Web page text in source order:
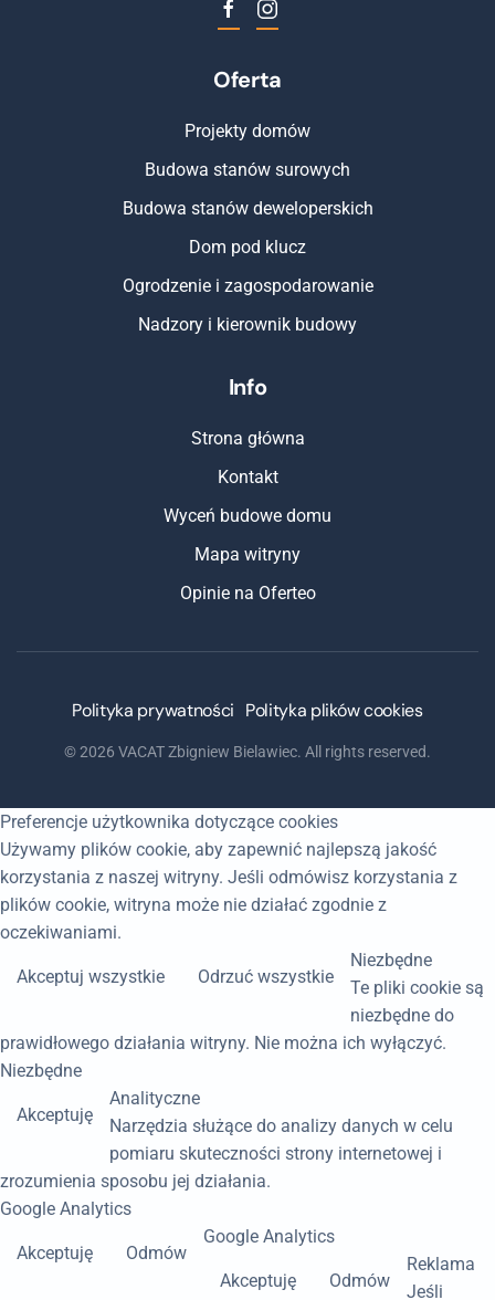
Oferta
Projekty domów
Budowa stanów surowych
Budowa stanów deweloperskich
Dom pod klucz
Ogrodzenie i zagospodarowanie
Nadzory i kierownik budowy
Info
Strona główna
Kontakt
Wyceń budowe domu
Mapa witryny
Opinie na Oferteo
Polityka prywatności Polityka plików cookies
©2026 VACAT Zbigniew Bielawiec. All rights reserved.
Preferencje użytkownika dotyczące cookies
Używamy plików cookie, aby zapewnić najlepszą jakość
korzystania z naszej witryny. Jeśli odmówisz korzystania z
plików cookie, witryna może nie działać zgodnie z
oczekiwaniami.
Akceptuj wszystkie Odrzuć wszystkie
Niezbędne
Te pliki cookie są
niezbędne do
prawidłowego działania witryny. Nie można ich wyłączyć.
Niezbędne
Akceptuję
Analityczne
Narzędzia służące do analizy danych w celu
pomiaru skuteczności strony internetowej i
zrozumienia sposobu jej działania.
Google Analytics
Akceptuję Odmów
Google Analytics
Akceptuję Odmów
Reklama
Jeśli